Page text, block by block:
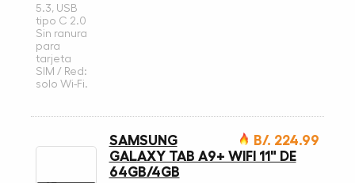
5.3, USB
tipo C 2.0
Sin ranura
para
tarjeta
SIM / Red:
solo Wi-Fi.
B/. 224.99
SAMSUNG
GALAXY TAB A9+ WIFI 11" DE
64GB/4GB